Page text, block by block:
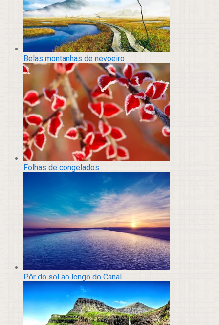
Belas montanhas de nevoeiro
Folhas de congelados
Pôr do sol ao longo do Canal